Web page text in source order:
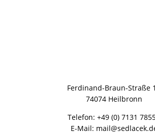
Ferdinand-Braun-Straße
74074 Heilbronn
Telefon: +49 (0) 7131
E-Mail: